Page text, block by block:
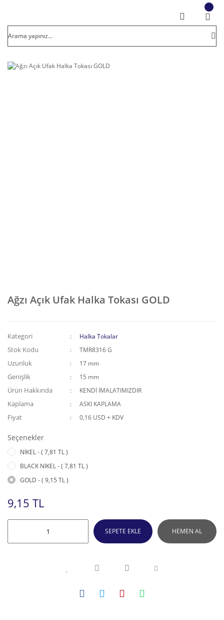
Ağzı Açık Ufak Halka Tokası GOLD
Kategori Halka Tokalar
Stok Kodu TMR8316 G
Uzunluk 17 mm
Genişlik 15 mm
Ürün Hakkında KENDİ İMALATIMIZDIR
Kaplama ASKI KAPLAMA
Fiyat 0,16 USD + KDV
Seçenekler
NİKEL - ( 7,81 TL )
BLACK NİKEL - ( 7,81 TL )
GOLD - ( 9,15 TL )
9,15 TL
SEPETE EKLE HEMEN AL